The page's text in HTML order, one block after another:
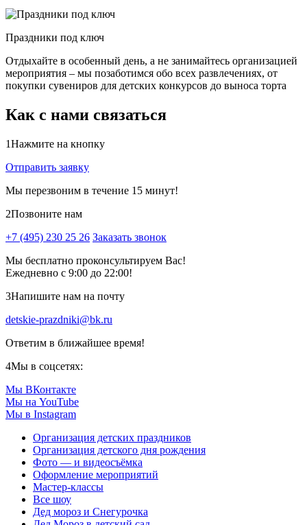
Праздники под ключ
Отдыхайте в особенный день, а не занимайтесь организацией
мероприятия – мы позаботимся обо всех развлечениях, от
покупки сувениров для детских конкурсов до выноса торта
Как с нами связаться
1Нажмите на кнопку
Отправить заявку
Мы перезвоним в течение 15 минут!
2Позвоните нам
+7 (495) 230 25 26 Заказать звонок
Мы бесплатно проконсультируем Вас!
Ежедневно с 9:00 до 22:00!
3Напишите нам на почту
detskie-prazdniki@bk.ru
Ответим в ближайшее время!
4Мы в соцсетях:
Мы ВКонтакте
Мы на YouTube
Мы в Instagram
Организация детских праздников
Организация детского дня рождения
Фото — и видеосъёмка
Оформление мероприятий
Мастер-классы
Все шоу
Дед мороз и Снегурочка